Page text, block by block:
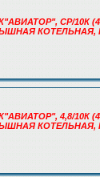
СР/10К (41/
4,8/10К (40/